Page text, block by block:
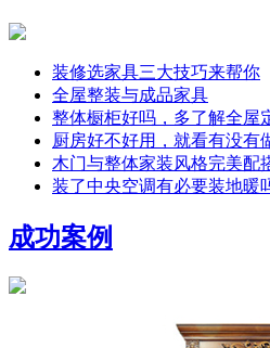
装修选家具三大技巧来帮你
全屋整装与成品家具
整体橱柜好吗，多了解全屋
厨房好不好用，就看有没有
木门与整体家装风格完美配
装了中央空调有必要装地暖
成功案例